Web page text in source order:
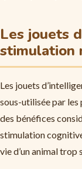
Les jouets
stimulation
Les jouets
sous-utilisée par les
des bénéfices
stimulation
vie d’un animal trop